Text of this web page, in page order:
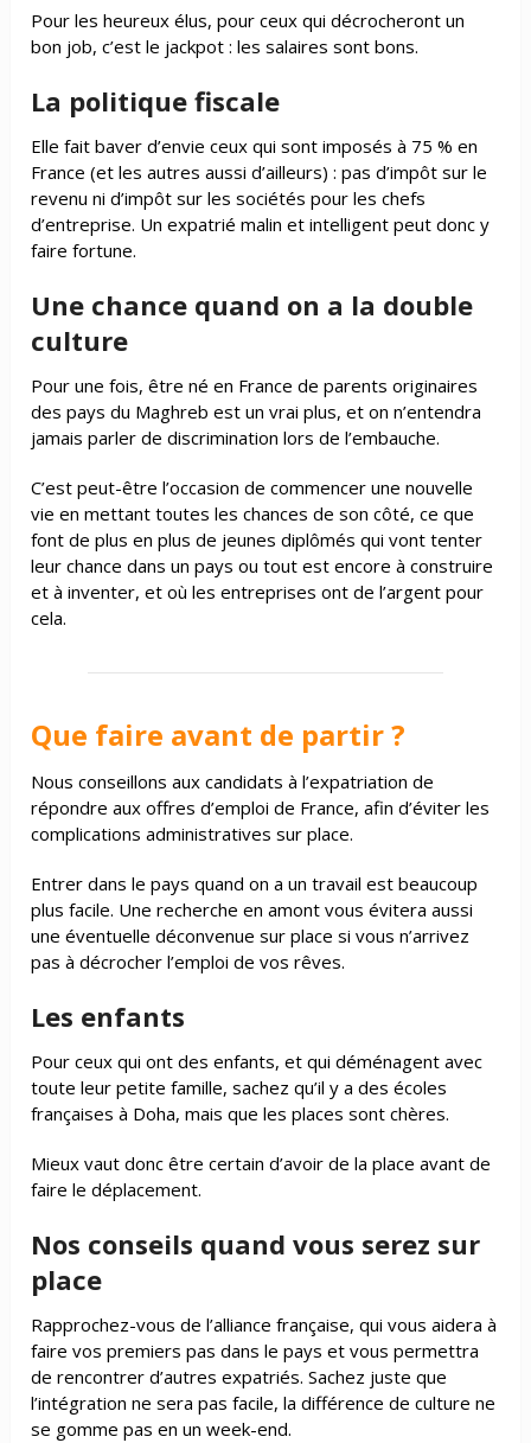
Pour les heureux élus, pour ceux qui décrocheront un
bon job, c’est le jackpot : les salaires sont bons.
La politique fiscale
Elle fait baver d’envie ceux qui sont imposés à 75 % en
France (et les autres aussi d’ailleurs) : pas d’impôt sur le
revenu ni d’impôt sur les sociétés pour les chefs
d’entreprise. Un expatrié malin et intelligent peut donc y
faire fortune.
Une chance quand on a la double
culture
Pour une fois, être né en France de parents originaires
des pays du Maghreb est un vrai plus, et on n’entendra
jamais parler de discrimination lors de l’embauche.
C’est peut-être l’occasion de commencer une nouvelle
vie en mettant toutes les chances de son côté, ce que
font de plus en plus de jeunes diplômés qui vont tenter
leur chance dans un pays ou tout est encore à construire
et à inventer, et où les entreprises ont de l’argent pour
cela.
Que faire avant de partir ?
Nous conseillons aux candidats à l’expatriation de
répondre aux offres d’emploi de France, afin d’éviter les
complications administratives sur place.
Entrer dans le pays quand on a un travail est beaucoup
plus facile. Une recherche en amont vous évitera aussi
une éventuelle déconvenue sur place si vous n’arrivez
pas à décrocher l’emploi de vos rêves.
Les enfants
Pour ceux qui ont des enfants, et qui déménagent avec
toute leur petite famille, sachez qu’il y a des écoles
françaises à Doha, mais que les places sont chères.
Mieux vaut donc être certain d’avoir de la place avant de
faire le déplacement.
Nos conseils quand vous serez sur
place
Rapprochez-vous de l’alliance française, qui vous aidera à
faire vos premiers pas dans le pays et vous permettra
de rencontrer d’autres expatriés. Sachez juste que
l’intégration ne sera pas facile, la différence de culture ne
se gomme pas en un week-end.